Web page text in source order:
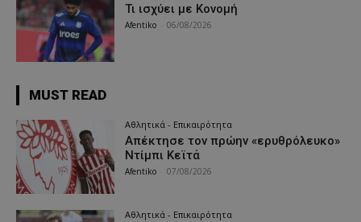
Τι ισχύει με Κονομή
Afentiko 06/08/2026
MUST READ
Αθλητικά - Επικαιρότητα
Απέκτησε τον πρώην «ερυθρόλευκο»
Ντίμπι Κεϊτά
Afentiko 07/08/2026
Αθλητικά - Επικαιρότητα